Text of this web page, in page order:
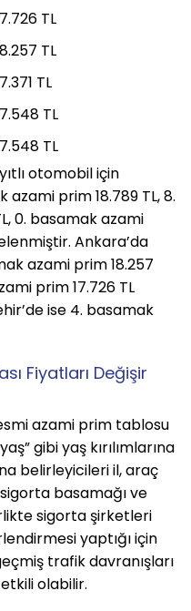
TL
TL
TL
TL
TL
otomobil için
prim 18.789 TL, 8.
0. basamak azami
Ankara’da
azami prim 18.257
prim 17.726 TL
ise 4. basamak
Fiyatları Değişir
azami prim tablosu
gibi yaş kırılımlarına
belirleyicileri il, araç
basamağı ve
sigorta şirketleri
yaptığı için
trafik davranışları
olabilir.